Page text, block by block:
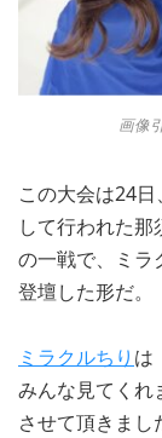
画像
この大会は24
して行われた
の一戦で、ミラ
登壇した形だ。
ミラクルちり は
みんな見てくれ
させて頂きま